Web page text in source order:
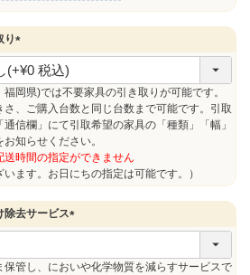
り
(
必
須
岡県)では不要家具の引き取りが可能です。
さ、ご購入台数と同じ台数まで可能です。引取
信欄」にて引取希望の家具の「種類」「幅」
知らせください。
時間の指定ができません
ます。お日にちの指定は可能です。）
除去サービス
(
須
管し、においや化学物質を減らすサービスで